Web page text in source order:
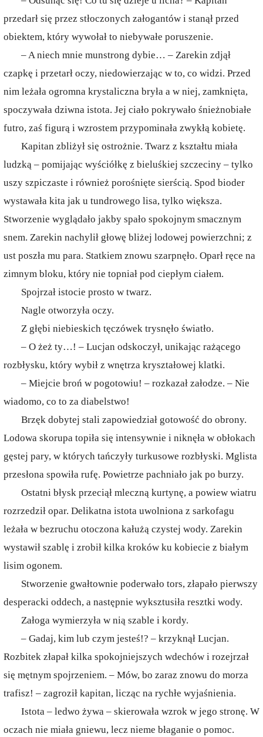
przedarł się przez stłoczonych załogantów i stanął przed
obiektem, który wywołał to niebywałe poruszenie.
– A niech mnie munstrong dybie… – Zarekin zdjął
czapkę i przetarł oczy, niedowierzając w to, co widzi. Przed
nim leżała ogromna krystaliczna bryła a w niej, zamknięta,
spoczywała dziwna istota. Jej ciało pokrywało śnieżnobiałe
futro, zaś figurą i wzrostem przypominała zwykłą kobietę.
Kapitan zbliżył się ostrożnie. Twarz z kształtu miała
ludzką – pomijając wyściółkę z bieluśkiej szczeciny – tylko
uszy szpiczaste i również porośnięte sierścią. Spod bioder
wystawała kita jak u tundrowego lisa, tylko większa.
Stworzenie wyglądało jakby spało spokojnym smacznym
snem. Zarekin nachylił głowę bliżej lodowej powierzchni; z
ust poszła mu para. Statkiem znowu szarpnęło. Oparł ręce na
zimnym bloku, który nie topniał pod ciepłym ciałem.
Spojrzał istocie prosto w twarz.
Nagle otworzyła oczy.
Z głębi niebieskich tęczówek trysnęło światło.
– O żeż ty…! – Lucjan odskoczył, unikając rażącego
rozbłysku, który wybił z wnętrza kryształowej klatki.
– Miejcie broń w pogotowiu! – rozkazał załodze. – Nie
wiadomo, co to za diabelstwo!
Brzęk dobytej stali zapowiedział gotowość do obrony.
Lodowa skorupa topiła się intensywnie i niknęła w obłokach
gęstej pary, w których tańczyły turkusowe rozbłyski. Mglista
przesłona spowiła rufę. Powietrze pachniało jak po burzy.
Ostatni błysk przeciął mleczną kurtynę, a powiew wiatru
rozrzedził opar. Delikatna istota uwolniona z sarkofagu
leżała w bezruchu otoczona kałużą czystej wody. Zarekin
wystawił szablę i zrobił kilka kroków ku kobiecie z białym
lisim ogonem.
Stworzenie gwałtownie poderwało tors, złapało pierwszy
desperacki oddech, a następnie wyksztusiła resztki wody.
Załoga wymierzyła w nią szable i kordy.
– Gadaj, kim lub czym jesteś!? – krzyknął Lucjan.
Rozbitek złapał kilka spokojniejszych wdechów i rozejrzał
się mętnym spojrzeniem. – Mów, bo zaraz znowu do morza
trafisz! – zagroził kapitan, licząc na rychłe wyjaśnienia.
Istota – ledwo żywa – skierowała wzrok w jego stronę. W
oczach nie miała gniewu, lecz nieme błaganie o pomoc.